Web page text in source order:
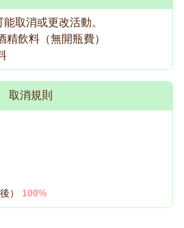
取消或更改活動。
精飲料（無開瓶費）
取消規則
）
100%